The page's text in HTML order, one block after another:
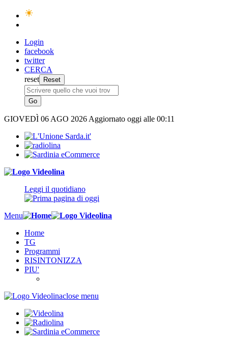
Login
facebook
twitter
CERCA
reset
GIOVEDÌ 06 AGO 2026 Aggiornato oggi alle 00:11
Leggi il quotidiano
Menu
Home
TG
Programmi
RISINTONIZZA
PIU'
close menu